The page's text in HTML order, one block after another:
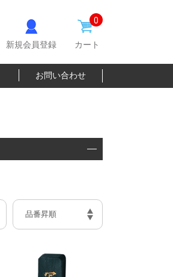
新規会員登録
0
カート
お問い合わせ